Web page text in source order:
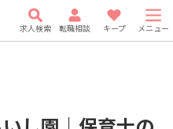
求人検索 転職相談 キープ メニュー